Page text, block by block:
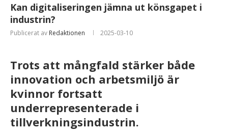
Kan digitaliseringen jämna ut könsgapet i
industrin?
Publicerat av Redaktionen 2025-03-10
Trots att mångfald stärker både
innovation och arbetsmiljö är
kvinnor fortsatt
underrepresenterade i
tillverkningsindustrin.